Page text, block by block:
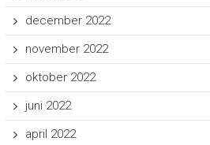
december 2022
november 2022
oktober 2022
juni 2022
april 2022